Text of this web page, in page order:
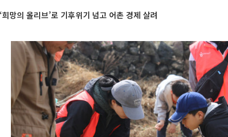
‘희망의 올리브’로 기후위기 넘고 어촌 경제 살려